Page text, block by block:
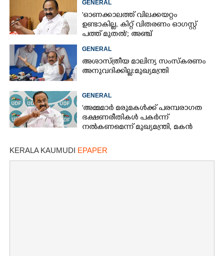
മുഖ്യമന്ത്രി
GENERAL
'ഓണക്കാലത്ത് വിലക്കയറ്റം
ഉണ്ടാകില്ല, കിറ്റ് വിതരണം ഓഗസ്റ്റ്
പത്ത് മുതൽ'; അഞ്ച്
തീരുമാനമെടുത്ത് മന്ത്രിസഭ
GENERAL
അശാസ്ത്രീയ മാലിന്യ സംസ്കരണം
അനുവദിക്കില്ല:മുഖ്യമന്ത്രി
GENERAL
'അമ്മമാർ മരുമകൾക്ക് പരമ്പരാഗത
ഭക്ഷണരീതികൾ പകർന്ന്
നൽകണമെന്ന് മുഖ്യമന്ത്രി, മകൻ
KERALA KAUMUDI EPAPER